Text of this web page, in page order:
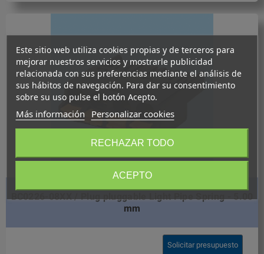
mm
Solicitar presupuesto
Este sitio web utiliza cookies propias y de terceros para
mejorar nuestros servicios y mostrarle publicidad
relacionada con sus preferencias mediante el análisis de
sus hábitos de navegación. Para dar su consentimiento
sobre su uso pulse el botón Acepto.
Más información Personalizar cookies
RECHAZAR TODO
ACEPTO